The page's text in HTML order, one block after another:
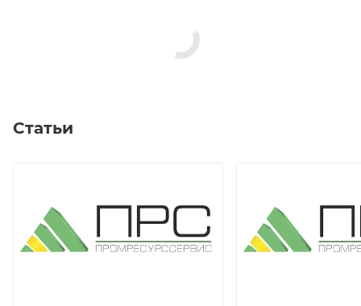
Статьи